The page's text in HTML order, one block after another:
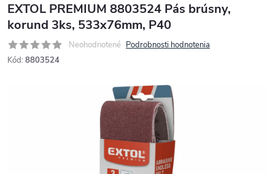
EXTOL PREMIUM 8803524 Pás brúsny,
korund 3ks, 533x76mm, P40
Neohodnotené Podrobnosti hodnotenia
Kód: 8803524